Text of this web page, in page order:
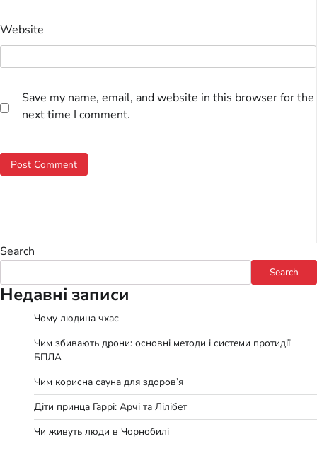
Website
Save my name, email, and website in this browser for the
next time I comment.
Search
Search
Недавні записи
Чому людина чхає
Чим збивають дрони: основні методи і системи протидії
БПЛА
Чим корисна сауна для здоров’я
Діти принца Гаррі: Арчі та Лілібет
Чи живуть люди в Чорнобилі